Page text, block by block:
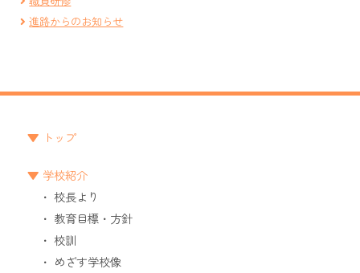
進路からのお知らせ
トップ
学校紹介
校長より
教育目標・方針
校訓
めざす学校像